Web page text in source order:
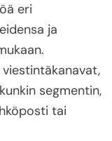
eri
ja
segmentin,
tai